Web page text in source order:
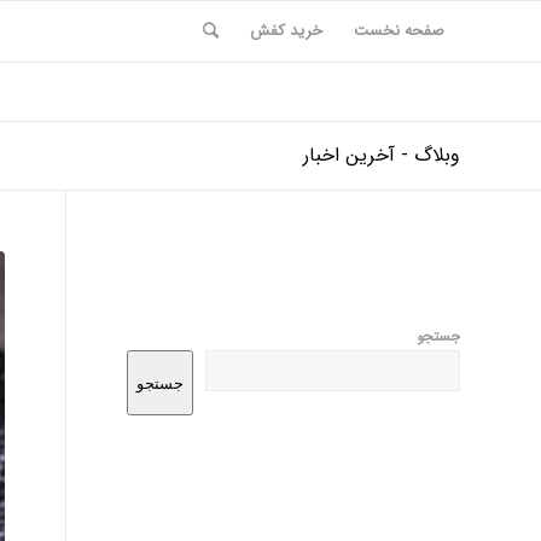
صفحه نخست خرید کفش
وبلاگ - آخرین اخبار
جستجو
جستجو